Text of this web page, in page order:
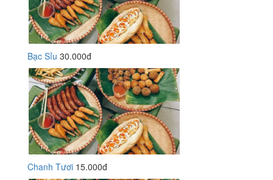
Bạc Sỉu 30.000đ
Chanh Tươi 15.000đ